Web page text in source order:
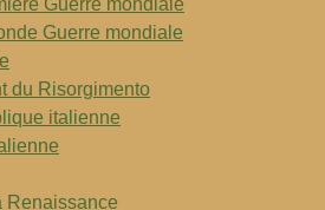
Guerre mondiale
Guerre mondiale
du Risorgimento
italienne
Renaissance